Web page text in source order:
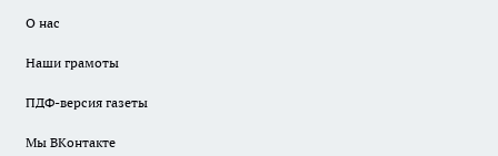
О нас
Наши грамоты
ПДФ-версия газеты
Мы ВКонтакте